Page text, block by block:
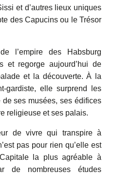
et d’autres lieux uniques
des Capucins ou le Trésor
l’empire des Habsburg
et regorge aujourd’hui de
et la découverte. À la
gardiste, elle surprend les
ses musées, ses édifices
religieuse et ses palais.
de vivre qui transpire à
pas pour rien qu’elle est
la plus agréable à
nombreuses études